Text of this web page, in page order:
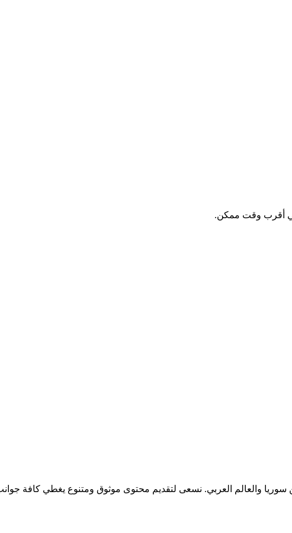
في أقرب وقت ممكن.
سوريا والعالم العربي. نسعى لتقديم محتوى موثوق ومتنوع يغطي كافة جوانب